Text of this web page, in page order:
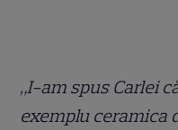
„I-am spus Carlei
exemplu ceramica